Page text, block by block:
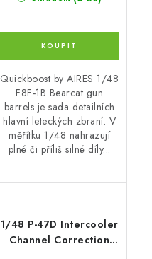
Quickboost by AIRES 1/48
F8F-1B Bearcat gun
barrels je sada detailních
hlavní leteckých zbraní. V
měřítku 1/48 nahrazují
plné či příliš silné díly...
1/48 P-47D Intercooler
Channel Correction